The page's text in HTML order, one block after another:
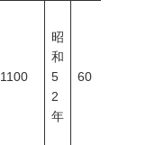
1100
昭
和
5
2
年
60